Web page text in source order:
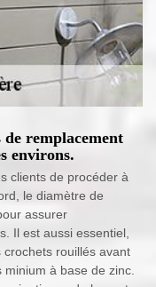
de remplacement
environs.
clients de procéder à
le diamètre de
assurer
Il est aussi essentiel,
rouillés avant
à base de zinc.